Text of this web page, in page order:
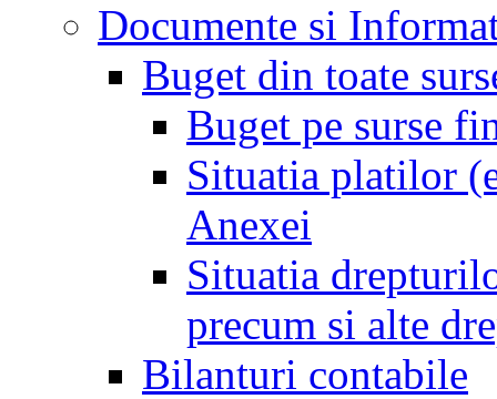
Documente si
Buget din toate
Buget pe surse
Situatia platilor
Anexei
Situatia
precum si alte
Bilanturi contabile